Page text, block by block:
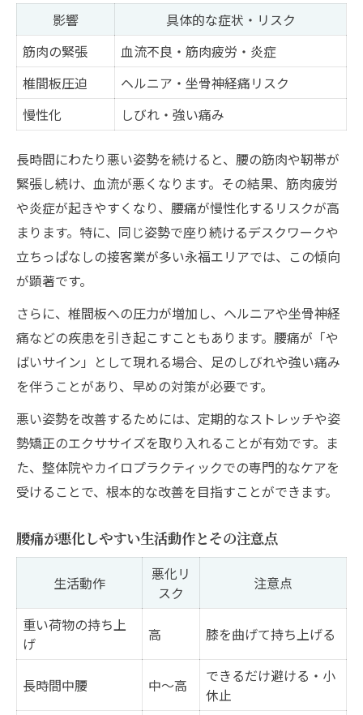
影響
具体的な症状・リスク
筋肉の緊張
血流不良・筋肉疲労・炎症
椎間板圧迫
ヘルニア・坐骨神経痛リスク
慢性化
しびれ・強い痛み
長時間にわたり悪い姿勢を続けると、腰の筋肉や靭帯が
緊張し続け、血流が悪くなります。その結果、筋肉疲労
や炎症が起きやすくなり、腰痛が慢性化するリスクが高
まります。特に、同じ姿勢で座り続けるデスクワークや
立ちっぱなしの接客業が多い永福エリアでは、この傾向
が顕著です。
さらに、椎間板への圧力が増加し、ヘルニアや坐骨神経
痛などの疾患を引き起こすこともあります。腰痛が「や
ばいサイン」として現れる場合、足のしびれや強い痛み
を伴うことがあり、早めの対策が必要です。
悪い姿勢を改善するためには、定期的なストレッチや姿
勢矯正のエクササイズを取り入れることが有効です。ま
た、整体院やカイロプラクティックでの専門的なケアを
受けることで、根本的な改善を目指すことができます。
腰痛が悪化しやすい生活動作とその注意点
生活動作
悪化リ
スク
注意点
重い荷物の持ち上
げ
高 膝を曲げて持ち上げる
長時間中腰 中〜高
できるだけ避ける・小
休止